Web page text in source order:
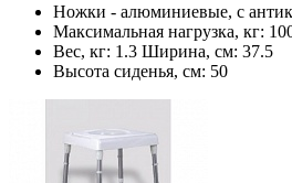
Ножки - алюминиевые, с
Максимальная нагрузка, кг:
Вес, кг: 1.3 Ширина, см: 37.5
Высота сиденья, см: 50